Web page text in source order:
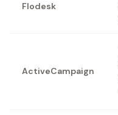
Flodesk
ActiveCampaign